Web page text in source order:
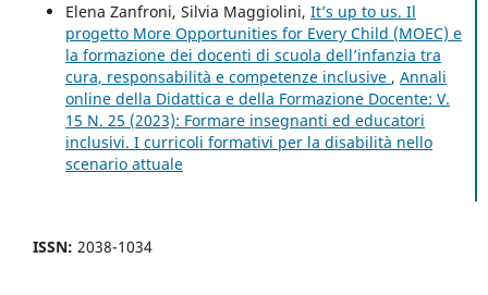
Elena Zanfroni, Silvia Maggiolini, It’s up to us. Il
progetto More Opportunities for Every Child (MOEC) e
la formazione dei docenti di scuola dell’infanzia tra
cura, responsabilità e competenze inclusive , Annali
online della Didattica e della Formazione Docente: V.
15 N. 25 (2023): Formare insegnanti ed educatori
inclusivi. I curricoli formativi per la disabilità nello
scenario attuale
ISSN: 2038-1034